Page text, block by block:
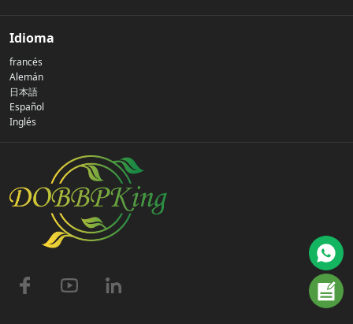
Nuestra historia
Política de privacidad
Contáctenos
Idioma
francés
Alemán
日本語
Español
Inglés